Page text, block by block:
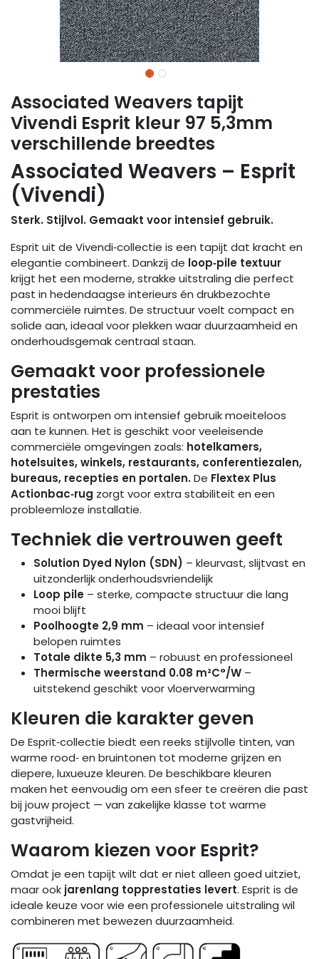
Associated Weavers tapijt
Vivendi Esprit kleur 97 5,3mm
verschillende breedtes
Associated Weavers – Esprit
(Vivendi)
Sterk. Stijlvol. Gemaakt voor intensief gebruik.
Esprit uit de Vivendi‑collectie is een tapijt dat kracht en
elegantie combineert. Dankzij de loop‑pile textuur
krijgt het een moderne, strakke uitstraling die perfect
past in hedendaagse interieurs én drukbezochte
commerciële ruimtes. De structuur voelt compact en
solide aan, ideaal voor plekken waar duurzaamheid en
onderhoudsgemak centraal staan.
Gemaakt voor professionele
prestaties
Esprit is ontworpen om intensief gebruik moeiteloos
aan te kunnen. Het is geschikt voor veeleisende
commerciële omgevingen zoals: hotelkamers,
hotelsuites, winkels, restaurants, conferentiezalen,
bureaus, recepties en portalen.De Flextex Plus
Actionbac‑rug zorgt voor extra stabiliteit en een
probleemloze installatie.
Techniek die vertrouwen geeft
Solution Dyed Nylon (SDN) – kleurvast, slijtvast en
uitzonderlijk onderhoudsvriendelijk
Loop pile – sterke, compacte structuur die lang
mooi blijft
Poolhoogte 2,9 mm – ideaal voor intensief
belopen ruimtes
Totale dikte 5,3 mm – robuust en professioneel
Thermische weerstand 0.08 m²C°/W –
uitstekend geschikt voor vloerverwarming
Kleuren die karakter geven
De Esprit‑collectie biedt een reeks stijlvolle tinten, van
warme rood‑ en bruintonen tot moderne grijzen en
diepere, luxueuze kleuren. De beschikbare kleuren
maken het eenvoudig om een sfeer te creëren die past
bij jouw project — van zakelijke klasse tot warme
gastvrijheid.
Waarom kiezen voor Esprit?
Omdat je een tapijt wilt dat er niet alleen goed uitziet,
maar ook jarenlang topprestaties levert. Esprit is de
ideale keuze voor wie een professionele uitstraling wil
combineren met bewezen duurzaamheid.